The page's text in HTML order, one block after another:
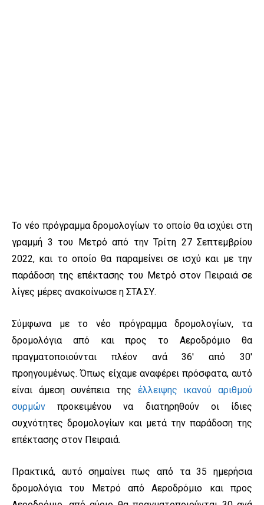
Το νέο πρόγραμμα δρομολογίων το οποίο θα ισχύει στη
γραμμή 3 του Μετρό από την Τρίτη 27 Σεπτεμβρίου
2022, και το οποίο θα παραμείνει σε ισχύ και με την
παράδοση της επέκτασης του Μετρό στον Πειραιά σε
λίγες μέρες ανακοίνωσε η ΣΤΑ.ΣΥ.
Σύμφωνα με το νέο πρόγραμμα δρομολογίων, τα
δρομολόγια από και προς το Αεροδρόμιο θα
πραγματοποιούνται πλέον ανά 36′ από 30′
προηγουμένως. Όπως είχαμε αναφέρει πρόσφατα, αυτό
είναι άμεση συνέπεια της έλλειψης ικανού αριθμού
συρμών προκειμένου να διατηρηθούν οι ίδιες
συχνότητες δρομολογίων και μετά την παράδοση της
επέκτασης στον Πειραιά.
Πρακτικά, αυτό σημαίνει πως από τα 35 ημερήσια
δρομολόγια του Μετρό από Αεροδρόμιο και προς